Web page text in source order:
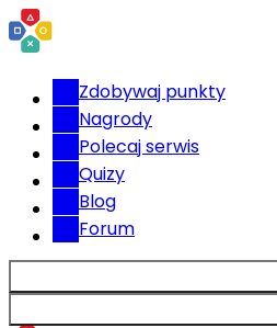
Zdobywaj punkty
Nagrody
Polecaj serwis
Quizy
Blog
Forum